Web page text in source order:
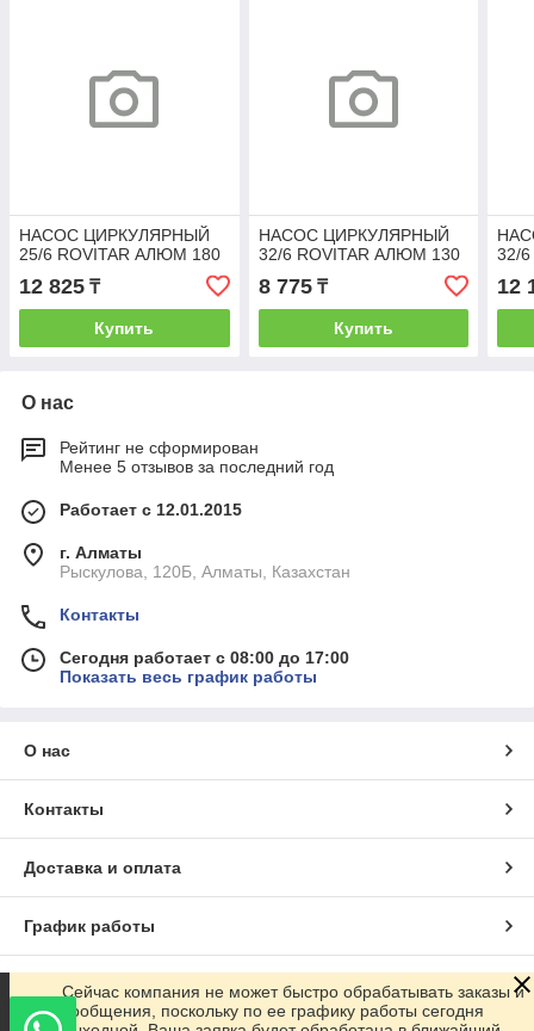
НАСОС ЦИРКУЛЯРНЫЙ
25/6 ROVITAR АЛЮМ 180
12 825 ₸
Купить
НАСОС ЦИРКУЛЯРНЫЙ
32/6 ROVITAR АЛЮМ 130
8 775₸
Купить
32/
12
О нас
Рейтинг не сформирован
Менее 5 отзывов за последний год
Работает с 12.01.2015
г. Алматы
Рыскулова, 120Б, Алматы, Казахстан
Контакты
Сегодня работает с 08:00 до 17:00
Показать весь график работы
О нас
Контакты
Доставка и оплата
График работы
Полная версия сайта
Сейчас компания не может быстро обрабатывать заказы и
сообщения, поскольку по ее графику работы сегодня